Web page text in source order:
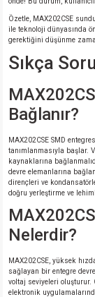
Özetle, MAX202CSE
ile teknoloji dünyasında
gerektiğini düşünme
Sıkça
Bağlanır?
MAX202CSE SMD
tanımlanmasıyla başlar.
kaynaklarına
devre elemanlarına
dirençleri ve
doğru yerleştirme ve
Nelerdir?
MAX202CSE, yüksek
sağlayan bir entegre
voltaj seviyeleri oluşturur.
elektronik